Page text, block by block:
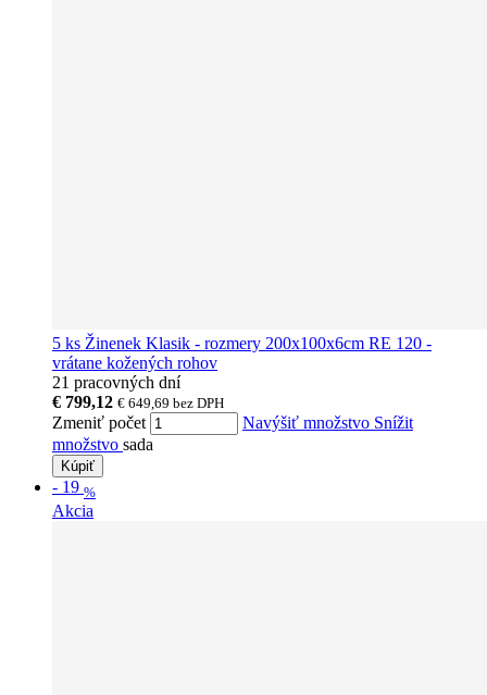
5 ks Žinenek Klasik - rozmery 200x100x6cm RE 120 -
vrátane kožených rohov
21 pracovných dní
€ 799,12 € 649,69 bez DPH
Zmeniť počet Navýšiť množstvo Snížit
množstvo sada
Kúpiť
- 19 %
Akcia